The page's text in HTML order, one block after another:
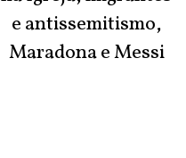
e antissemitismo,
Maradona e Messi